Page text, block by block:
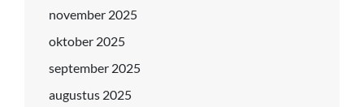
november 2025
oktober 2025
september 2025
augustus 2025